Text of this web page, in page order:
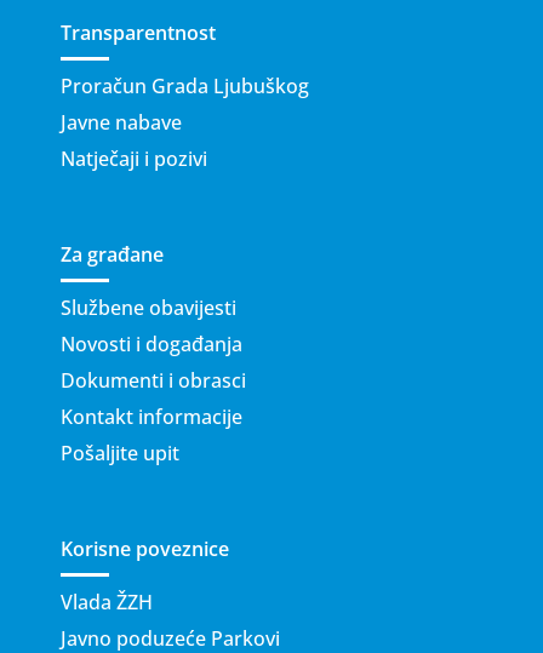
Transparentnost
Proračun Grada Ljubuškog
Javne nabave
Natječaji i pozivi
Za građane
Službene obavijesti
Novosti i događanja
Dokumenti i obrasci
Kontakt informacije
Pošaljite upit
Korisne poveznice
Vlada ŽZH
Javno poduzeće Parkovi